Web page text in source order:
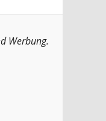
Werbung.